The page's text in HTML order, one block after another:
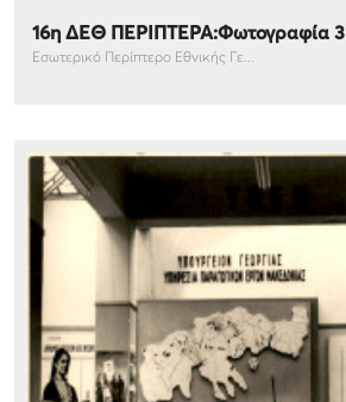
16η ΔΕΘ ΠΕΡΙΠΤΕΡΑ:Φωτογραφία 3
Εσωτερικό Περίπτερο Εθνικής Γε...